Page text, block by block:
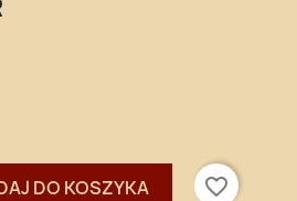
DO KOSZYKA
favorite_border